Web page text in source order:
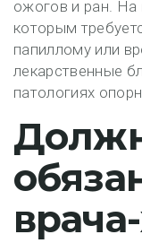
ожогов и ран. На
которым
папиллому или
лекарственные
патологиях